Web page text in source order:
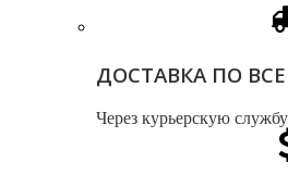
ДОСТАВКА ПО
Через курьерскую